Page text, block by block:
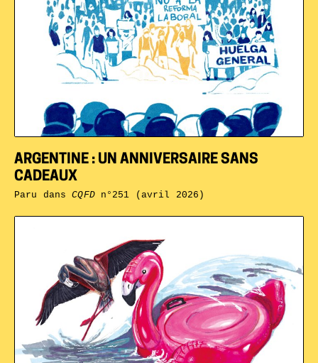
ARGENTINE : UN ANNIVERSAIRE SANS
CADEAUX
Paru dansCQFDn°251 (avril 2026)